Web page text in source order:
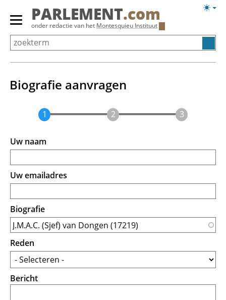
Overslaan
Primair
menu
tonen/verbergen
PARLEMENT.com
onder redactie van het Montesquieu Instituut
Biografie aanvragen
Uw naam
Uw emailadres
Biografie
Reden
Bericht